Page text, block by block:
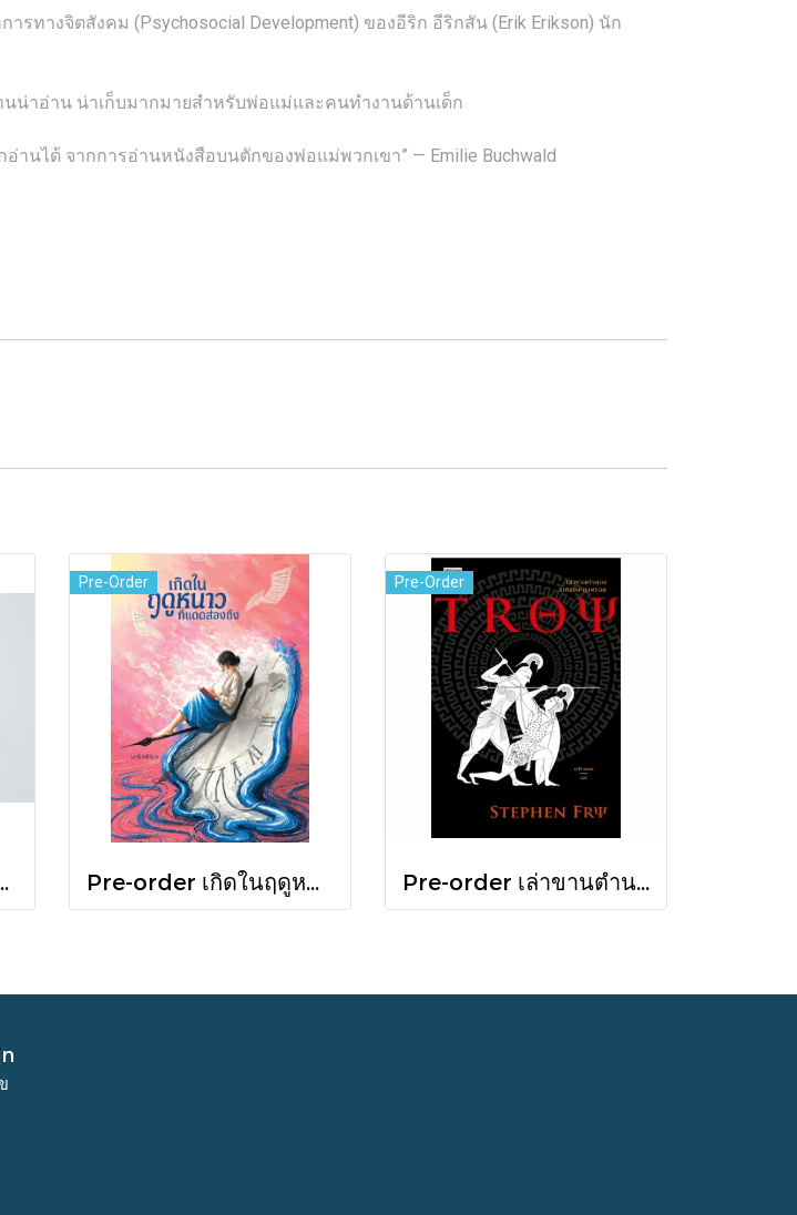
างจิตสังคม (Psychosocial Development) ของอีริก อีริกสัน (Erik Erikson) นัก
าอ่าน น่าเก็บมากมายสำหรับพ่อแม่และคนทำงานด้านเด็ก
กอ่านได้ จากการอ่านหนังสือบนตักของพ่อแม่พวกเขา” — Emilie Buchwald
รไพบูลย์ / สำนักพิมพ์ตำหนัก
Pre-Order
Pre-order เกิดในฤดูหนาวที่แดดส่องถึง / นทธี ศศิวิมล / Pandora Press
Pre-Order
Pre-order เล่าขานตำนานสงครามกรุงทรอย Troy / Stephen Fry / อรสิริ พลเดช / สารคดี